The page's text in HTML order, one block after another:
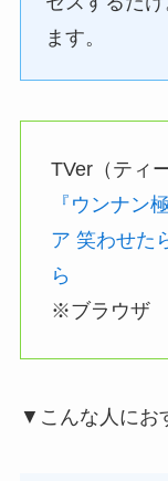
ます。
TVer（ティ
『ウンナン
ア 笑わせた
ら
※ブラウザ
▼こんな人にお